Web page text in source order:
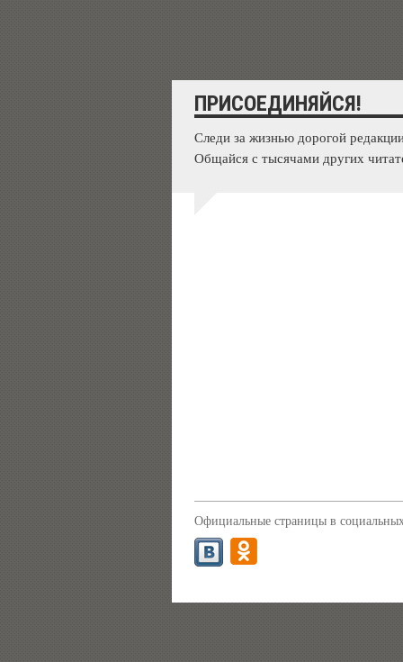
ПРИСОЕДИНЯЙСЯ!
Следи за жизнью дорогой
Общайся с тысячами других
Официальные страницы в социальных